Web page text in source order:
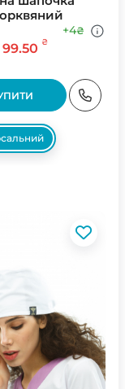
99.50 ₴
+4₴